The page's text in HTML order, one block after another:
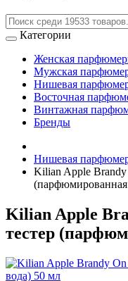
Категории
Женская
Мужская
Нишевая
Восточная
Винтажная
Бренды
Нишевая
Kilian Apple Brandy
Kilian Apple
тестер